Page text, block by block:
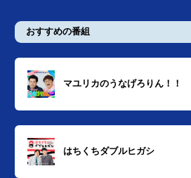
おすすめの番組
マユリカのうなげろりん！！
はちくちダブルヒガシ